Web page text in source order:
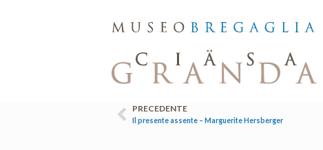
PRECEDENTE
Il presente assente – Marguerite Hersberger